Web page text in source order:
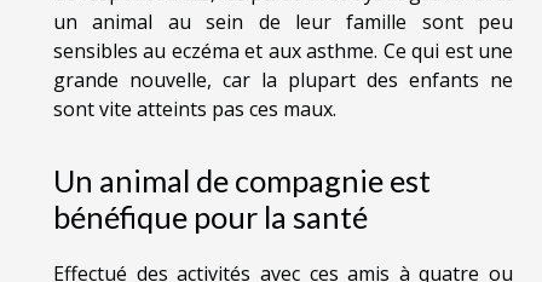
un animal au sein de leur famille sont peu
sensibles au eczéma et aux asthme. Ce qui est une
grande nouvelle, car la plupart des enfants ne
sont vite atteints pas ces maux.
Un animal de compagnie est
bénéfique pour la santé
Effectué des activités avec ces amis à quatre ou